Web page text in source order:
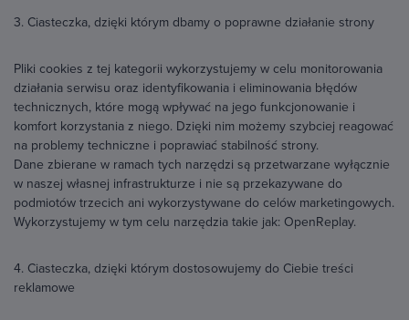
3. Ciasteczka, dzięki którym dbamy o poprawne działanie strony
Pliki cookies z tej kategorii wykorzystujemy w celu monitorowania
działania serwisu oraz identyfikowania i eliminowania błędów
technicznych, które mogą wpływać na jego funkcjonowanie i
komfort korzystania z niego. Dzięki nim możemy szybciej reagować
na problemy techniczne i poprawiać stabilność strony.
Dane zbierane w ramach tych narzędzi są przetwarzane wyłącznie
w naszej własnej infrastrukturze i nie są przekazywane do
podmiotów trzecich ani wykorzystywane do celów marketingowych.
Wykorzystujemy w tym celu narzędzia takie jak: OpenReplay.
4. Ciasteczka, dzięki którym dostosowujemy do Ciebie treści
reklamowe